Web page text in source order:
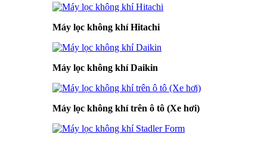
Máy lọc không khí Hitachi
Máy lọc không khí Daikin
Máy lọc không khí trên ô tô (Xe hơi)